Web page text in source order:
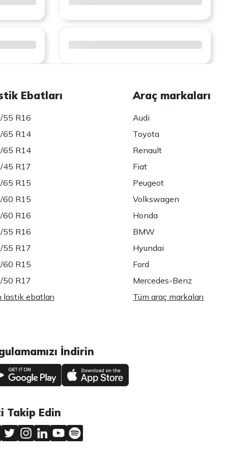
Ebatları
55 R16
65 R14
65 R14
45 R17
65 R15
60 R15
60 R16
55 R16
55 R17
60 R15
50 R17
lastik ebatları
Araç markaları
Audi
Toyota
Renault
Fiat
Peugeot
Volkswagen
Honda
BMW
Hyundai
Ford
Mercedes-Benz
Tüm araç markaları
İndirin
Takip Edin